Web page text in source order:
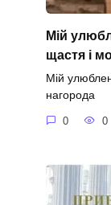
Мій
щастя і
Мій
нагорода
0 0